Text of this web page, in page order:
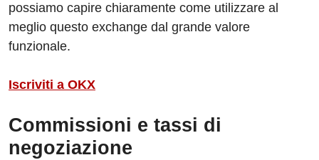
possiamo capire chiaramente come utilizzare al
meglio questo exchange dal grande valore
funzionale.
Iscriviti a OKX
Commissioni e tassi di
negoziazione